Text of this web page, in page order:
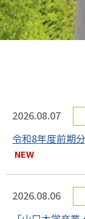
2026.08.07
令和8年度前期
2026.08.06